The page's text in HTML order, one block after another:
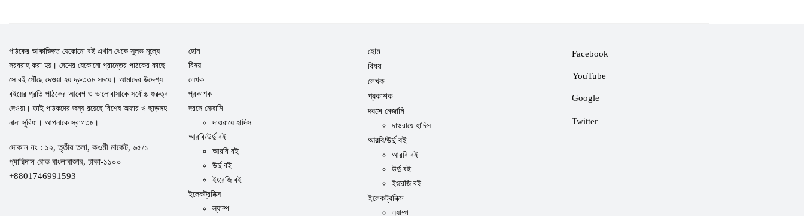
পাঠকের আকাঙ্ক্ষিত যেকোনো বই এখান থেকে সুলভ মূল্যে
সরবরাহ করা হয়। দেশের যেকোনো প্রান্তের পাঠকের কাছে
সে বই পৌঁছে দেওয়া হয় দ্রুততম সময়ে। আমাদের উদ্দেশ্য
বইয়ের প্রতি পাঠকের আবেগ ও ভালোবাসাকে সর্বোচ্চ গুরুত্ব
দেওয়া। তাই পাঠকদের জন্য রয়েছে বিশেষ অফার ও ছাড়সহ
নানা সুবিধা। আপনাকে স্বাগতম।
দোকান নং : ১২, তৃতীয় তলা, কওমী মার্কেট, ৬৫/১
প্যারিদাস রোড বাংলাবাজার, ঢাকা-১১০০
+8801746991593
হোম
বিষয়
লেখক
প্রকাশক
দরসে নেজামি
দাওরায়ে হাদিস
আরবি/উর্দু বই
আরবি বই
উর্দু বই
ইংরেজি বই
ইলেকট্রনিক্স
ল্যাম্প
হোম
বিষয়
লেখক
প্রকাশক
দরসে নেজামি
দাওরায়ে হাদিস
আরবি/উর্দু বই
আরবি বই
উর্দু বই
ইংরেজি বই
ইলেকট্রনিক্স
ল্যাম্প
Facebook
YouTube
Google
Twitter